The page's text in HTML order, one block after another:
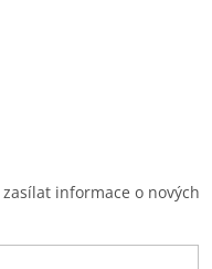
informace o nových